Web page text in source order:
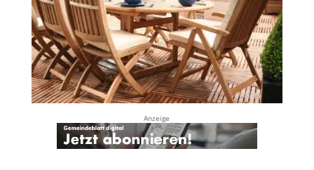
Anzeige